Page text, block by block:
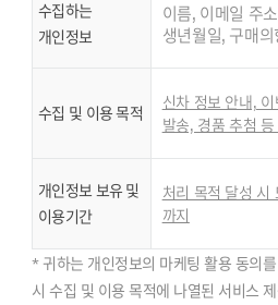
수집하는
개인정보
이름, 이메일 주
생년월일, 구매
수집 및 이용 목적
신차 정보 안내,
발송, 경품 추첨
개인정보 보유 및
이용기간
처리 목적 달성 시
까지
* 귀하는 개인정보의 마케팅 활용 동의
시 수집 및 이용 목적에 나열된 서비스